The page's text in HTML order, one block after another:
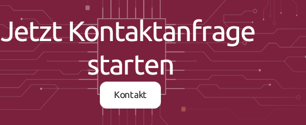
Jetzt Kontaktanfrage
starten
Kontakt